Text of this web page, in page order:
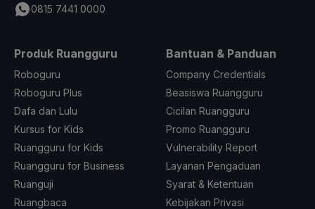
0815 7441 0000
Produk Ruangguru
Roboguru
Roboguru Plus
Dafa dan Lulu
Kursus for Kids
Ruangguru for Kids
Ruangguru for Business
Ruanguji
Ruangbaca
Bantuan & Panduan
Company Credentials
Beasiswa Ruangguru
Cicilan Ruangguru
Promo Ruangguru
Vulnerability Report
Layanan Pengaduan
Syarat & Ketentuan
Kebijakan Privasi